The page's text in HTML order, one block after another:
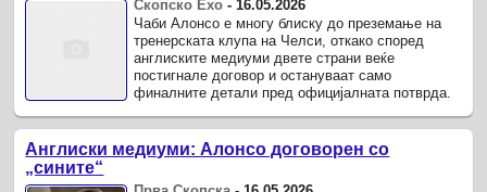
Скопско Ехо -16.05.2026
Чаби Алонсо е многу блиску до преземање на
тренерската клупа на Челси, откако според
англиските медиуми двете страни веќе
постигнале договор и остануваат само
финалните детали пред официјалната потврда.
Англиски медиуми: Алонсо договорен со
„сините“